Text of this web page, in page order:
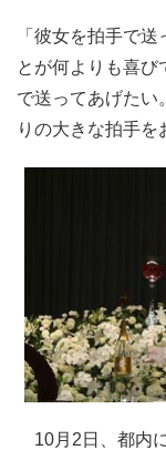
「彼女を拍手で
とが何よりも喜び
で送ってあげたい
りの大きな拍手を
10月2日、都内